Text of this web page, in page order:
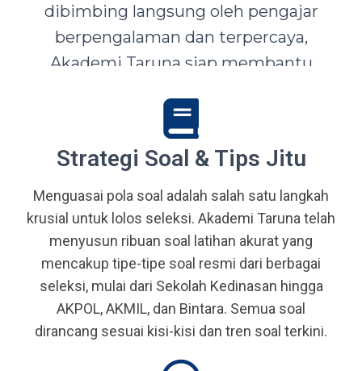
dibimbing langsung oleh pengajar
berpengalaman dan terpercaya,
Akademi Taruna siap membantu
mewujudkan impian menjadi Taruna,
Abdi Negara, serta prajurit terbaik
bangsa.
Strategi Soal & Tips Jitu
Menguasai pola soal adalah salah satu langkah
krusial untuk lolos seleksi. Akademi Taruna telah
menyusun ribuan soal latihan akurat yang
mencakup tipe-tipe soal resmi dari berbagai
seleksi, mulai dari Sekolah Kedinasan hingga
AKPOL, AKMIL, dan Bintara. Semua soal
dirancang sesuai kisi-kisi dan tren soal terkini.